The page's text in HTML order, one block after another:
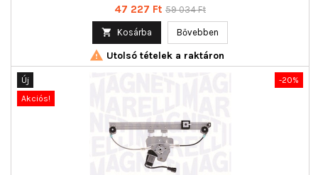
Ár
47 227 Ft Normál
59 034 Ft
 Kosárba Bővebben
 Utolsó tételek a raktáron
-20%
Új
Akciós!